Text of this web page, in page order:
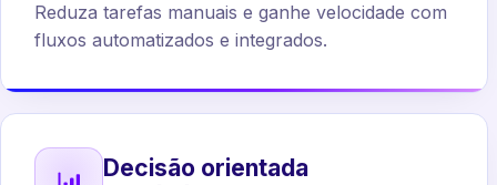
Reduza tarefas manuais e ganhe velocidade com
fluxos automatizados e integrados.
Decisão orientada